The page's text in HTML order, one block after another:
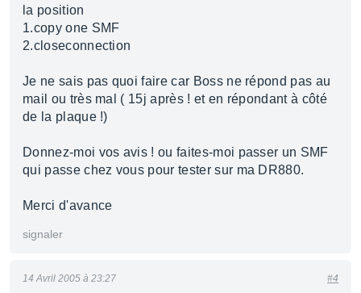
la position
1.copy one SMF
2.closeconnection
Je ne sais pas quoi faire car Boss ne répond pas au
mail ou très mal ( 15j après ! et en répondant à côté
de la plaque !)
Donnez-moi vos avis ! ou faites-moi passer un SMF
qui passe chez vous pour tester sur ma DR880.
Merci d'avance
signaler
14 Avril 2005 à 23:27 #4